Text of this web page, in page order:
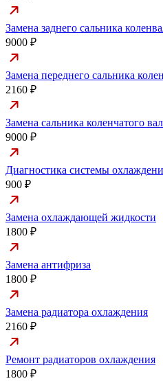
Замена заднего сальника
9000 ₽
Замена переднего сальника
2160 ₽
Замена сальника коленчатого
9000 ₽
Диагностика системы
900 ₽
Замена охлаждающей жидкости
1800 ₽
Замена антифриза
1800 ₽
Замена радиатора охлаждения
2160 ₽
Ремонт радиаторов охлаждения
1800 ₽